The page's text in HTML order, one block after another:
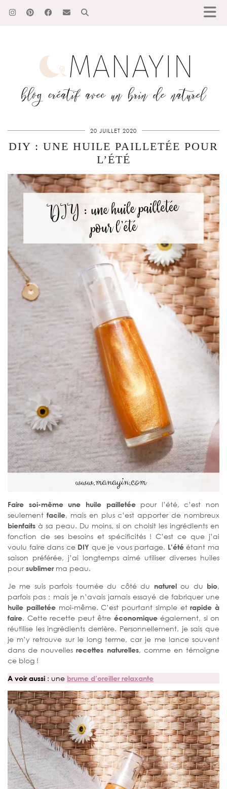
20 JUILLET 2020
DIY : UNE HUILE PAILLETÉE POUR
L’ÉTÉ
Faire soi-même une huile pailletéepour l’été, c’est non
seulement facile, mais en plus c’est apporter de nombreux
bienfaits à sa peau. Du moins, si on choisit les ingrédients en
fonction de ses besoins et spécificités ! C’est ce que j’ai
voulu faire dans ce DIY que je vous partage. L’étéétant ma
saison préférée, j’ai longtemps aimé utiliser diverses huiles
poursublimerma peau.
Je me suis parfois tournée du côté du naturelou du bio,
parfois pas ; mais je n’avais jamais essayé de fabriquer une
huile pailletéemoi-même. C’est pourtant simple etrapide à
faire. Cette recette peut être économiqueégalement, si on
réutilise les ingrédients derrière. Personnellement, je sais que
je m’y retrouve sur le long terme, car je me lance souvent
dans de nouvellesrecettes naturelles, comme en témoigne
ce blog !
A voir aussi : une brume d’oreiller relaxante